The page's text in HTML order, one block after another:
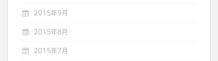
2015年9月
2015年8月
2015年7月